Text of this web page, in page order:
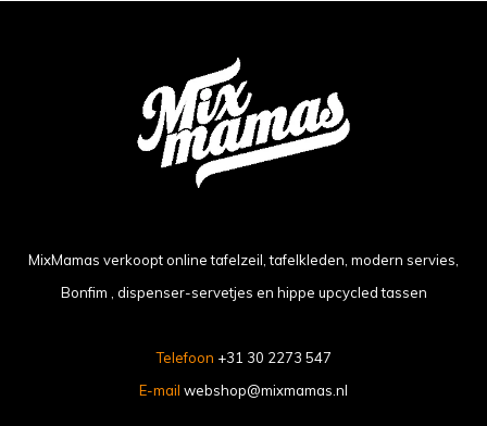
MixMamas verkoopt online tafelzeil, tafelkleden, modern servies,
Bonfim , dispenser-servetjes en hippe upcycled tassen
Telefoon +31 30 2273 547
E-mail webshop@mixmamas.nl